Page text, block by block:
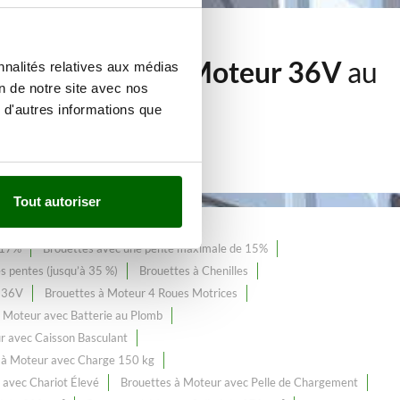
relatives aux médias
de notre site avec nos
informations que
Tout autoriser
Brouettes à Moteur 36Vau
Brouettes avec une pente maximale de 15%
(jusqu’à 35 %)
Brouettes à Chenilles
Brouettes à Moteur 4 Roues Motrices
avec Batterie au Plomb
avec Caisson Basculant
Moteur avec Charge 150 kg
Chariot Élevé
Brouettes à Moteur avec Pelle de Chargement